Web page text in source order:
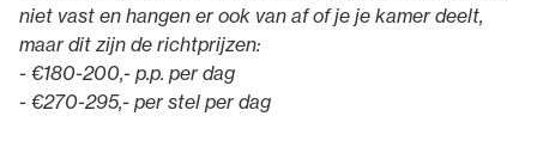
niet vast en hangen er ook van af of je je kamer deelt,
maar dit zijn de richtprijzen:
- €180-200,- p.p. per dag
- €270-295,- per stel per dag